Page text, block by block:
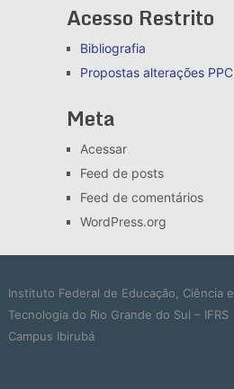
Acesso Restrito
Bibliografia
Propostas alteraçõesPPC
Meta
Acessar
Feed de posts
Feed de comentários
WordPress.org
Instituto Federal de Educação, Ciência e
Tecnologia do Rio Grande do Sul – IFRS
Campus Ibirubá